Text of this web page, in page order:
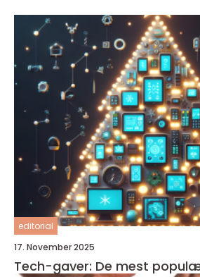
editorial
17. November 2025
Tech-gaver: De mest